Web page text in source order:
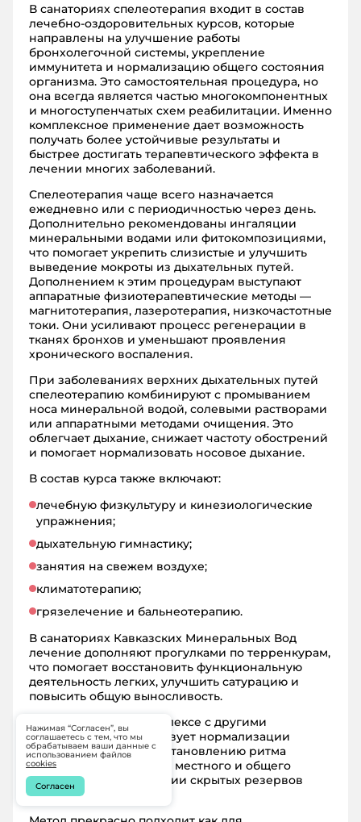
В санаториях спелеотерапия входит в состав
лечебно-оздоровительных курсов, которые
направлены на улучшение работы
бронхолегочной системы, укрепление
иммунитета и нормализацию общего состояния
организма. Это самостоятельная процедура, но
она всегда является частью многокомпонентных
и многоступенчатых схем реабилитации. Именно
комплексное применение дает возможность
получать более устойчивые результаты и
быстрее достигать терапевтического эффекта в
лечении многих заболеваний.
Спелеотерапия чаще всего назначается
ежедневно или с периодичностью через день.
Дополнительно рекомендованы ингаляции
минеральными водами или фитокомпозициями,
что помогает укрепить слизистые и улучшить
выведение мокроты из дыхательных путей.
Дополнением к этим процедурам выступают
аппаратные физиотерапевтические методы —
магнитотерапия, лазеротерапия, низкочастотные
токи. Они усиливают процесс регенерации в
тканях бронхов и уменьшают проявления
хронического воспаления.
При заболеваниях верхних дыхательных путей
спелеотерапию комбинируют с промыванием
носа минеральной водой, солевыми растворами
или аппаратными методами очищения. Это
облегчает дыхание, снижает частоту обострений
и помогает нормализовать носовое дыхание.
В состав курса также включают:
лечебную физкультуру и кинезиологические
упражнения;
дыхательную гимнастику;
занятия на свежем воздухе;
климатотерапию;
грязелечение и бальнеотерапию.
В санаториях Кавказских Минеральных Вод
лечение дополняют прогулками по терренкурам,
что помогает восстановить функциональную
деятельность легких, улучшить сатурацию и
повысить общую выносливость.
Спелеотерапия в комплексе с другими
процедурами способствует нормализации
нервной системы, восстановлению ритма
дыхания и укреплению местного и общего
иммунитета, активизации скрытых резервов
организма.
Нажимая “Согласен”, вы
соглашаетесь с тем, что мы
обрабатываем ваши данные с
использованием файлов
cookies
Согласен